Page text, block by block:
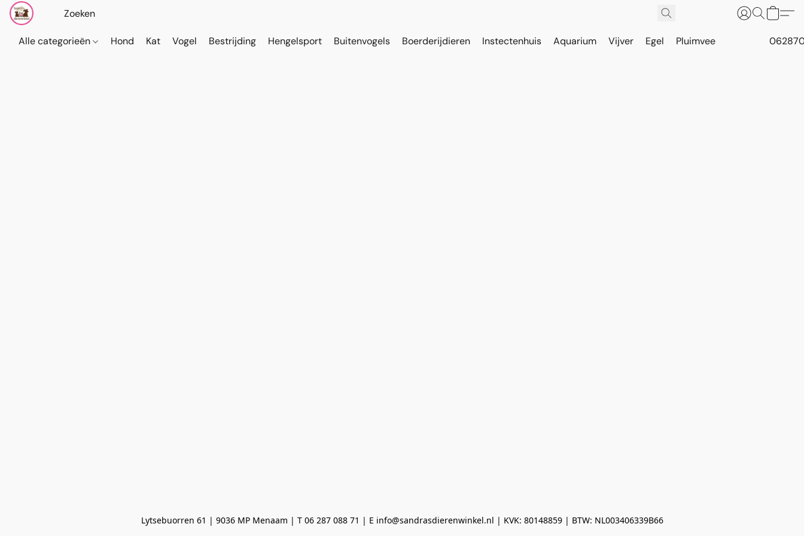
Alle categorieën Hond Kat Vogel Bestrijding Hengelsport Buitenvogels Boerderijdieren Instectenhuis Aquarium Vijver Egel Pluimvee
Lytsebuorren 61 | 9036 MP Menaam | T 06 287 088 71 | E info@sandrasdierenwinkel.nl | KVK: 80148859 | BTW: NL003406339B66